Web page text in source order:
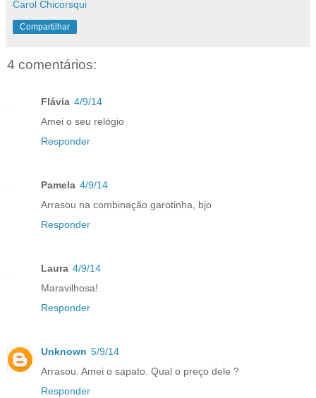
Carol Chicorsqui
Compartilhar
4 comentários:
Flávia 4/9/14
Amei o seu relógio
Responder
Pamela 4/9/14
Arrasou na combinação garotinha, bjo
Responder
Laura 4/9/14
Maravilhosa!
Responder
Unknown 5/9/14
Arrasou. Amei o sapato. Qual o preço dele ?
Responder